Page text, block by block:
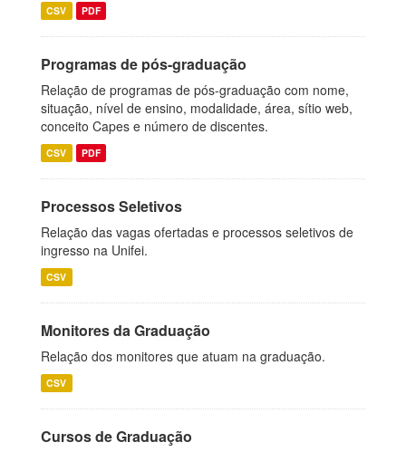
CSV PDF
Programas de pós-graduação
Relação de programas de pós-graduação com nome,
situação, nível de ensino, modalidade, área, sítio web,
conceito Capes e número de discentes.
CSV PDF
Processos Seletivos
Relação das vagas ofertadas e processos seletivos de
ingresso na Unifei.
CSV
Monitores da Graduação
Relação dos monitores que atuam na graduação.
CSV
Cursos de Graduação